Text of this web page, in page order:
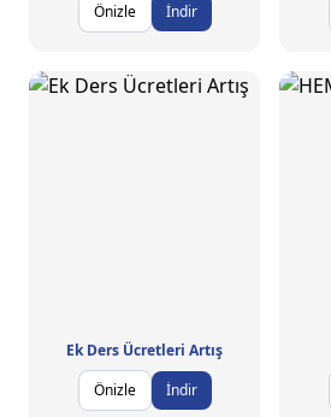
Önizle
İndir
Ek Ders Ücretleri Artış
Önizle
İndir